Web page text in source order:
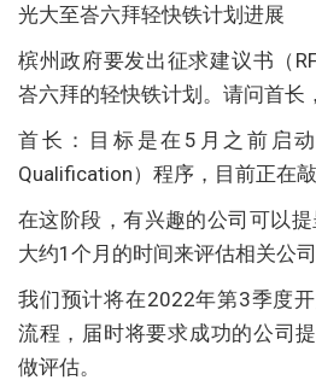
光大至峇六拜轻快铁计划进展
槟州政府要发出征求建议书（
峇六拜的轻快铁计划。请问首长
首长：目标是在5月之前启
Qualification）程序，目前正在
在这阶段，有兴趣的公司可以
大约1个月的时间来评估相关公
我们预计将在2022年第3季度开
流程，届时将要求成功的公司
做评估。